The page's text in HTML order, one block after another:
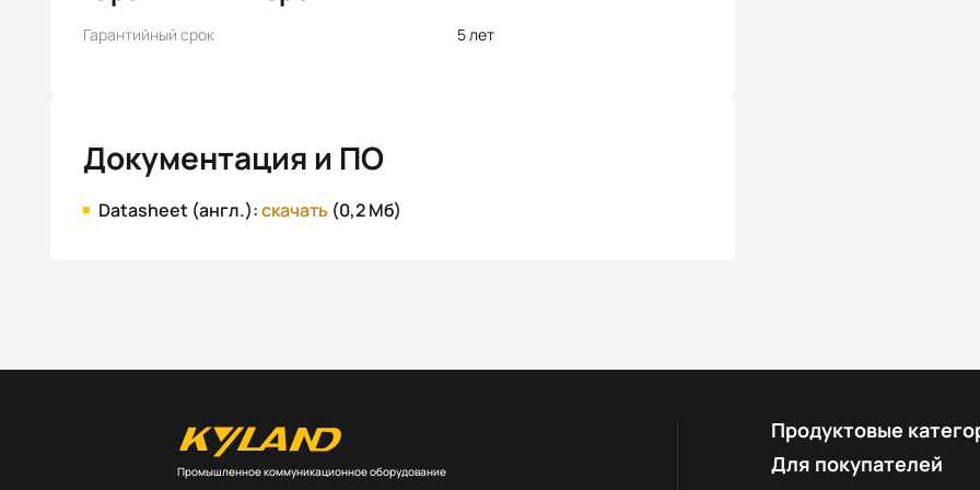
Гарантийный срок 5 лет
Документация и ПО
Datasheet (англ.):скачать (0,2 Мб)
Промышленное коммуникационное оборудование
Продуктовые
Для покупателей